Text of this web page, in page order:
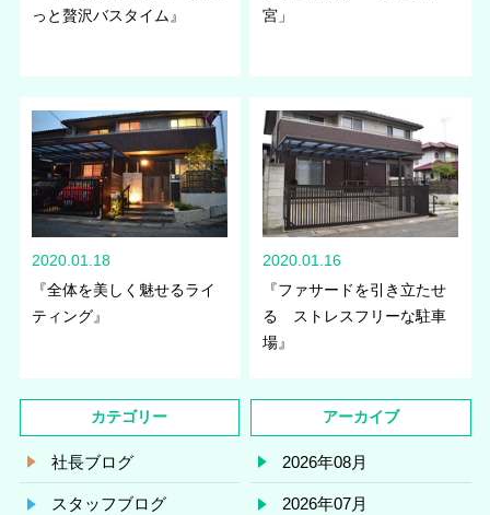
っと贅沢バスタイム』
宮」
2020.01.18
『全体を美しく魅せるライ
ティング』
2020.01.16
『ファサードを引き立たせ
る ストレスフリーな駐車
場』
カテゴリー
社長ブログ
スタッフブログ
アーカイブ
2026年08月
2026年07月